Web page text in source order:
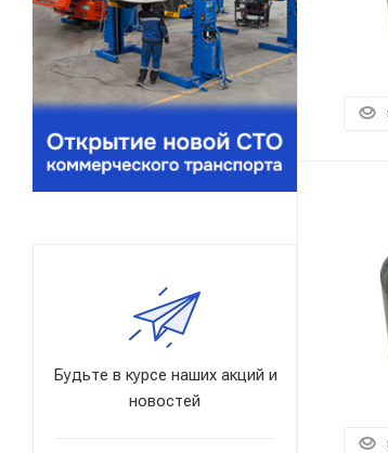
Будьте в курсе наших акций и
новостей